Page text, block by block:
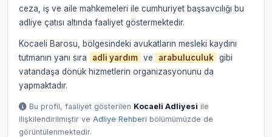
ceza, iş ve aile mahkemeleri ile cumhuriyet başsavcılığı bu
adliye çatısı altında faaliyet göstermektedir.
Kocaeli Barosu, bölgesindeki avukatların mesleki kaydını
tutmanın yanı sıra
adli yardım ve arabuluculuk gibi
vatandaşa dönük hizmetlerin organizasyonunu da
yapmaktadır.
Bu profil, faaliyet gösterilen Kocaeli Adliyesi ile
ilişkilendirilmiştir ve Adliye Rehberi bölümümüzde de
görüntülenmektedir.